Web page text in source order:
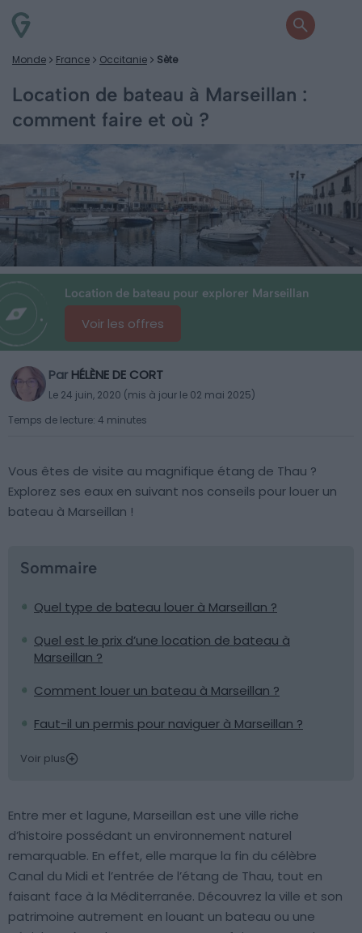
Monde France Occitanie Sète
Location de bateau à Marseillan :
comment faire et où ?
Location de bateau pour explorer Marseillan
Voir les offres
Par HÉLÈNE DE CORT
Le 24 juin, 2020 (mis à jour le 02 mai 2025)
Temps de lecture: 4 minutes
Vous êtes de visite au magnifique étang de Thau ?
Explorez ses eaux en suivant nos conseils pour louer un
bateau à Marseillan !
Sommaire
Quel type de bateau louer à Marseillan ?
Quel est le prix d’une location de bateau à
Marseillan ?
Comment louer un bateau à Marseillan ?
Faut-il un permis pour naviguer à Marseillan ?
Voir plus
Entre mer et lagune, Marseillan est une ville riche
d’histoire possédant un environnement naturel
remarquable. En effet, elle marque la fin du célèbre
Canal du Midi et l’entrée de l’étang de Thau, tout en
faisant face à la Méditerranée. Découvrez la ville et son
patrimoine autrement en louant un bateau ou une